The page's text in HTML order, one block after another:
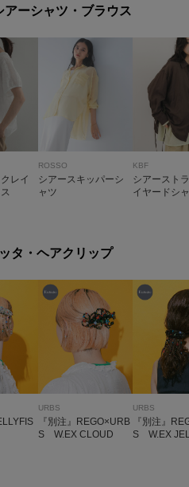
アーシャツ・ブラウス
レイ
ROSSO
シアースキッパーシ
ャツ
KBF
シアースト
イヤードシ
タ・ヘアクリップ
URBS
『別注』REGO×URB
S W.EX CLOUD
URBS
『別注』
S W.EX